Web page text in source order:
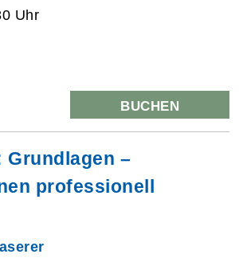
Uhr
BUCHEN
Grundlagen –
professionell